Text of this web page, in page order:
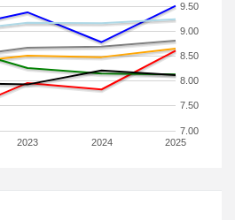
2023 2024 2025
7.00
7.50
8.00
8.50
9.00
9.50